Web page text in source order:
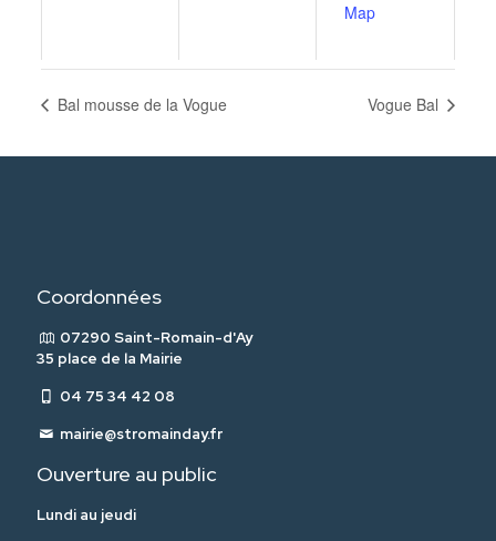
Map
Bal mousse de la Vogue Vogue Bal
Coordonnées
07290 Saint-Romain-d'Ay
35 place de la Mairie
04 75 34 42 08
mairie@stromainday.fr
Ouverture au public
Lundi au jeudi